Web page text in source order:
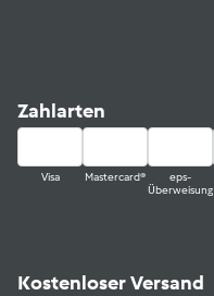
Zahlarten
Visa Mastercard®
eps-
Überweisung
Kostenloser Versand